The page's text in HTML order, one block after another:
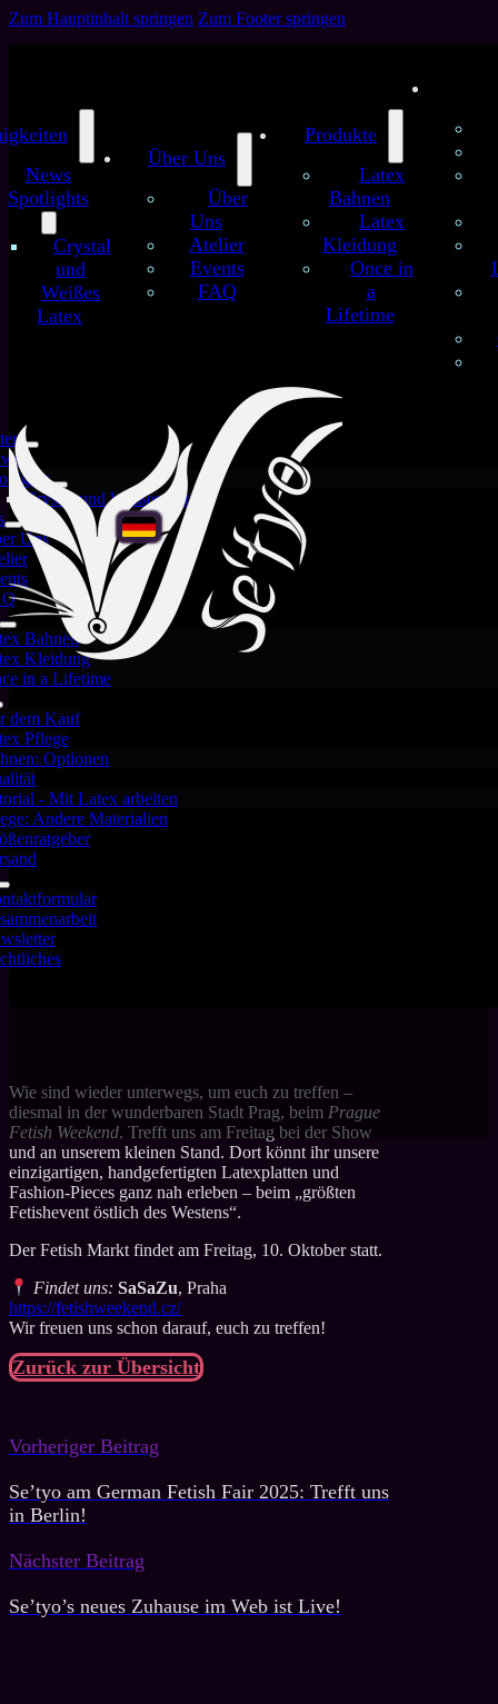
Zum Hauptinhalt springen Zum Footer springen
News
Spotlights
Crystal
und
Weißes
Latex
Über Uns
Über
Uns
Atelier
Events
FAQ
Produkte
Latex
Bahnen
Latex
Kleidung
Once in
a
Lifetime
Crystal und Weißes Latex
Uns
Bahnen
Kleidung
in a Lifetime
dem Kauf
Pflege
Optionen
- Mit Latex arbeiten
Andere Materialien
Se’tyo auf dem Prague
Fetish Weekend 2025
Wie sind wieder unterwegs, um euch zu treffen –
diesmal in der wunderbaren Stadt Prag, beim Prague
Fetish Weekend. Trefft uns am Freitag bei der Show
und an unserem kleinen Stand. Dort könnt ihr unsere
einzigartigen, handgefertigten Latexplatten und
Fashion-Pieces ganz nah erleben – beim „größten
Fetishevent östlich des Westens“.
Der Fetish Markt findet am Freitag, 10. Oktober statt.
Findet uns:SaSaZu, Praha
https://fetishweekend.cz/
Wir freuen uns schon darauf, euch zu treffen!
Zurück zur Übersicht
Vorheriger Beitrag
Se’tyo am German Fetish Fair 2025: Trefft uns
in Berlin!
Nächster Beitrag
Se’tyo’s neues Zuhause im Web ist Live!